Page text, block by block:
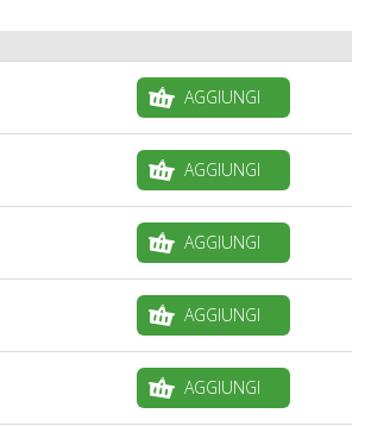
AGGIUNGI
AGGIUNGI
AGGIUNGI
AGGIUNGI
AGGIUNGI